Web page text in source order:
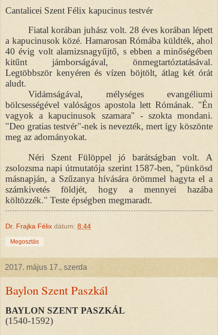
Cantalicei Szent Félix kapucinus testvér
Fiatal korában juhász volt. 28 éves korában lépett
a kapucinusok közé. Hamarosan Rómába küldték, ahol
40 évig volt alamizsnagyűjtő, s ebben a minőségében
kitűnt jámborságával, önmegtartóztatásával.
Legtöbbször kenyéren és vízen böjtölt, átlag két órát
aludt.
Vidámságával, mélységes evangéliumi
bölcsességével valóságos apostola lett Rómának. "Én
vagyok a kapucinusok szamara" - szokta mondani.
"Deo gratias testvér"-nek is nevezték, mert így köszönte
meg az adományokat.
Néri Szent Fülöppel jó barátságban volt. A
zsolozsma napi útmutatója szerint 1587-ben, "pünkösd
másnapján, a Szűzanya hívására örömmel hagyta el a
számkivetés földjét, hogy a mennyei hazába
költözzék." Teste épségben megmaradt.
Dr. Frajka Félix dátum: 8:44
Megosztás
2017. május 17., szerda
Baylon Szent Paszkál
BAYLON SZENT PASZKÁL
(1540-1592)